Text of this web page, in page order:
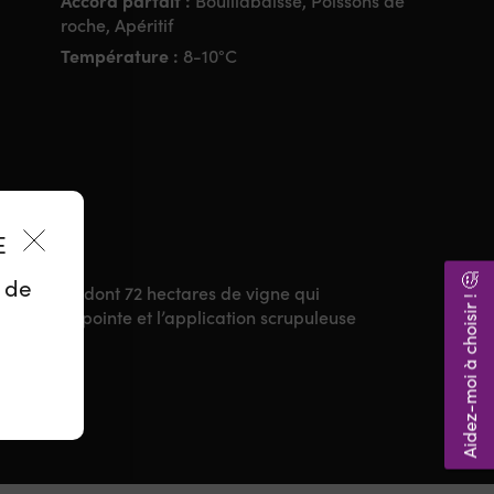
roche, Apéritif
Température : 8-10°C
hectares dont 72 hectares de vigne qui
de pointe et l’application scrupuleuse
Aidez-moi à choisir ! 🤔